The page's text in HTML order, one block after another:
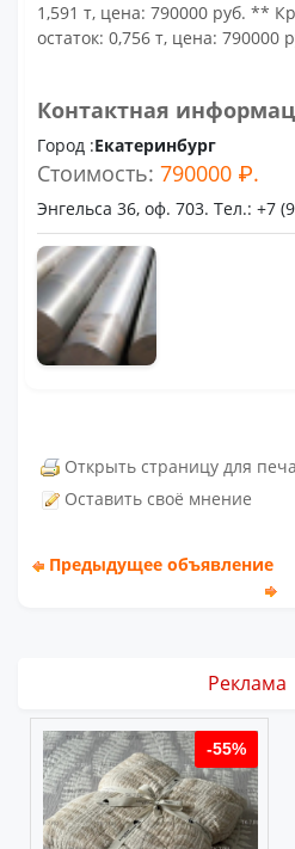
1,591 т, цена: 790000 руб. **
остаток: 0,756 т, цена: 790000
Контактная
Город :Екатеринбург
Стоимость:790000 ₽.
Энгельса 36, оф. 703. Тел.: +7
Открыть страницу для
Оставить своё мнение
Предыдущее объявление
Реклама
-55%